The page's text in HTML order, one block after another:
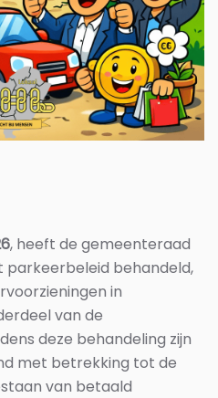
, heeft de gemeenteraad
parkeerbeleid behandeld,
in
van de
deze behandeling zijn
met betrekking tot de
van betaald